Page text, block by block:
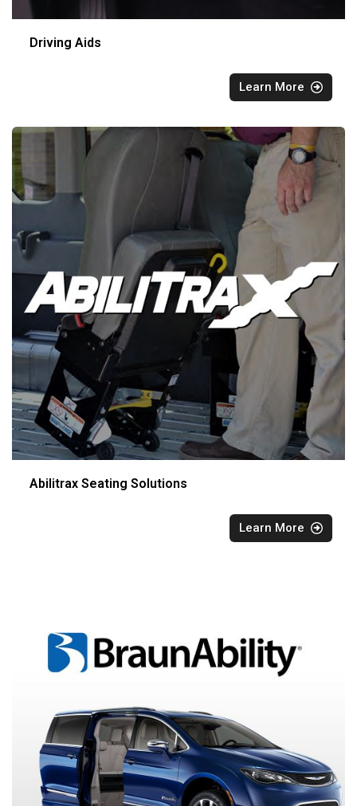
Driving Aids
Learn More
Abilitrax Seating Solutions
Learn More